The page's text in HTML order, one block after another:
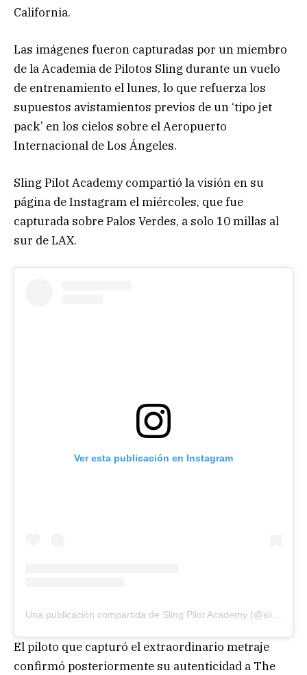
California.
Las imágenes fueron capturadas por un miembro
de la Academia de Pilotos Sling durante un vuelo
de entrenamiento el lunes, lo que refuerza los
supuestos avistamientos previos de un ‘tipo jet
pack’ en los cielos sobre el Aeropuerto
Internacional de Los Ángeles.
Sling Pilot Academy compartió la visión en su
página de Instagram el miércoles, que fue
capturada sobre Palos Verdes, a solo 10 millas al
sur de LAX.
Ver esta publicación en Instagram
Una publicación compartida de Sling Pilot Academy (@slingpilotacademy)
El piloto que capturó el extraordinario metraje
confirmó posteriormente su autenticidad a The